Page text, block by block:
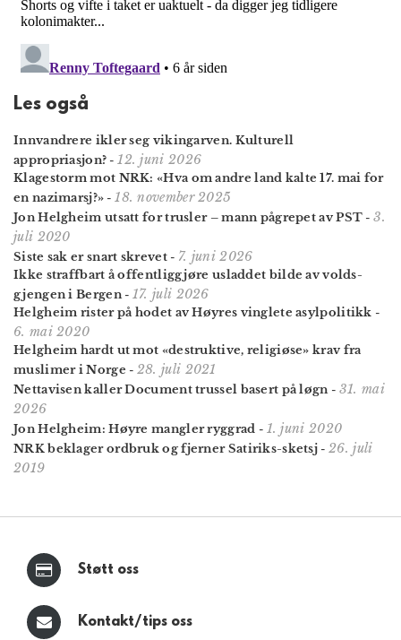
Les også
Innvandrere ikler seg viking­arven. Kulturell
appropriasjon? -12. juni 2026
Klagestorm mot NRK: «Hva om andre land kalte 17. mai for
en nazimarsj?» -18. november 2025
Jon Helgheim utsatt for trusler – mann pågrepet av PST -3.
juli 2020
Siste sak er snart skrevet- 7. juni 2026
Ikke straffbart å offent­lig­gjøre usladdet bilde av volds­
gjengen i Bergen- 17. juli 2026
Helgheim rister på hodet av Høyres vinglete asylpolitikk -
6. mai 2020
Helgheim hardt ut mot «destruktive, religiøse» krav fra
muslimer i Norge - 28. juli 2021
Nettavisen kaller Document trussel basert på løgn- 31. mai
2026
Jon Helgheim: Høyre mangler ryggrad - 1. juni 2020
NRK beklager ordbruk og fjerner Satiriks-sketsj -26. juli
2019
Støtt oss
Kontakt/tips oss